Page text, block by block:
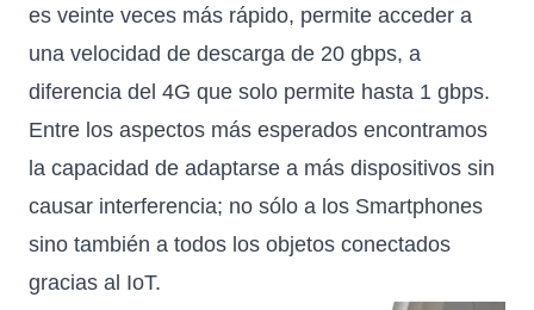
es veinte veces más rápido, permite acceder a
una velocidad de descarga de 20 gbps, a
diferencia del 4G que solo permite hasta 1 gbps.
Entre los aspectos más esperados encontramos
la capacidad de adaptarse a más dispositivos sin
causar interferencia; no sólo a los Smartphones
sino también a todos los objetos conectados
gracias al IoT.